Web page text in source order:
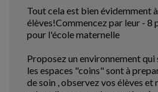
Tout cela est bien évidemment
élèves!Commencez par leur - 8
pour l'école maternelle
Proposez un environnement
les espaces "coins" sont à
de soin , observez vos élèves et